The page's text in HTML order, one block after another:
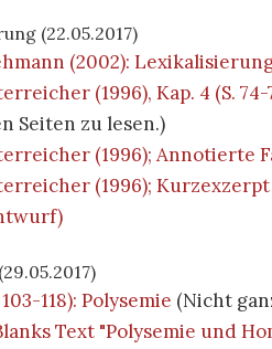
(22.05.2017)
(2002):
(1996), Kap. 4 (S.
Seiten zu lesen.)
(1996); Annotierte
(1996); Kurzexzerpt
118): Polysemie (Nicht
Text "Polysemie und